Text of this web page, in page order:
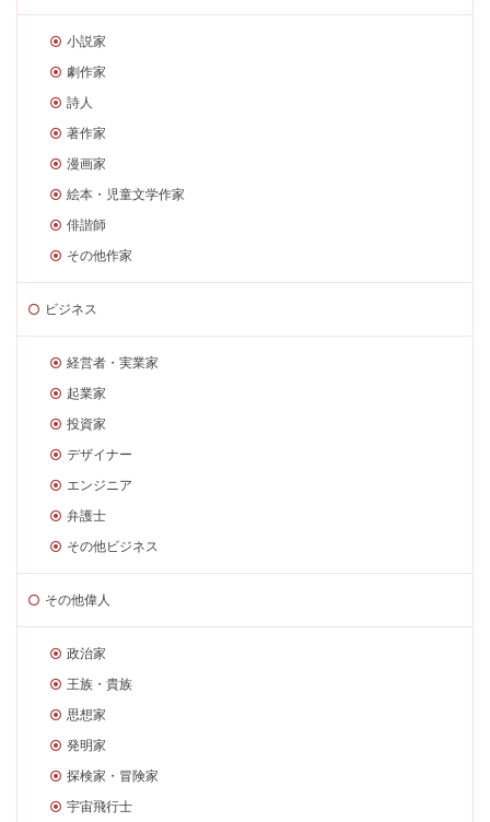
小説家
劇作家
詩人
著作家
漫画家
絵本・児童文学作家
俳諧師
その他作家
ビジネス
経営者・実業家
起業家
投資家
デザイナー
エンジニア
弁護士
その他ビジネス
その他偉人
政治家
王族・貴族
思想家
発明家
探検家・冒険家
宇宙飛行士